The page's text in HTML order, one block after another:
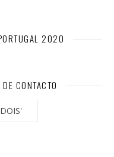
2020
CONTACTO